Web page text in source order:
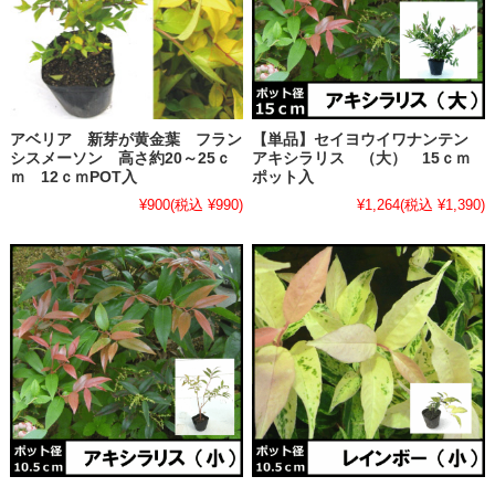
アベリア 新芽が黄金葉 フラン
シスメーソン 高さ約20～25ｃ
ｍ 12ｃｍPOT入
¥900(税込 ¥990)
【単品】セイヨウイワナンテン
アキシラリス （大） 15ｃｍ
ポット入
¥1,264(税込 ¥1,390)